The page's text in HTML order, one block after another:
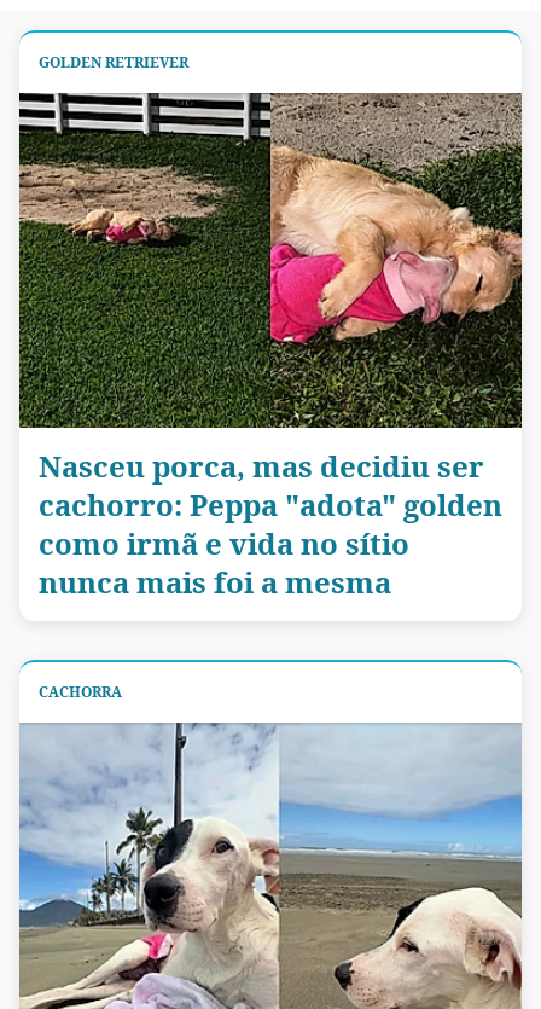
GOLDEN RETRIEVER
Nasceu porca, mas decidiu ser
cachorro: Peppa "adota" golden
como irmã e vida no sítio
nunca mais foi a mesma
CACHORRA